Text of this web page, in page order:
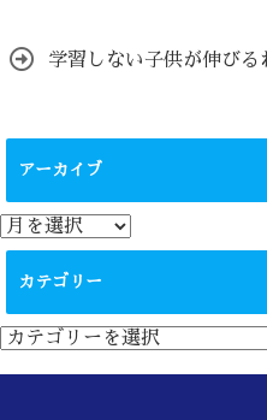
学習しない子供が伸びる
アーカイブ
ア
ー
カテゴリー
カ
テ
ゴ